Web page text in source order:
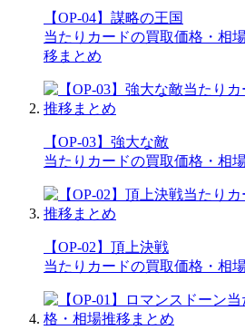
【OP-04】謀略の王国
当たりカードの買取価格・相
移まとめ
【OP-03】強大な敵
当たりカードの買取価格・相
【OP-02】頂上決戦
当たりカードの買取価格・相